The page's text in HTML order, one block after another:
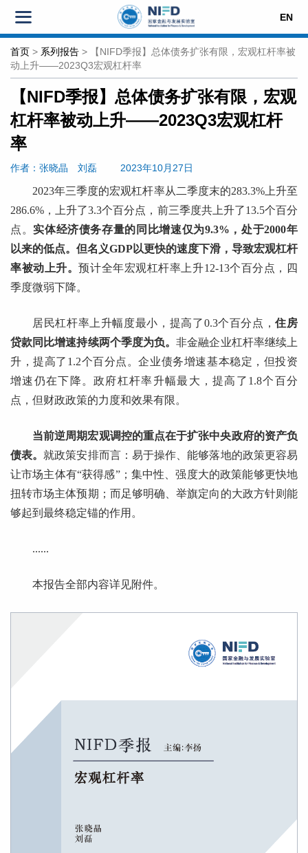
EN
首页 > 系列报告 > 【NIFD季报】总体债务扩张有限，宏观杠杆率被
动上升——2023Q3宏观杠杆率
【NIFD季报】总体债务扩张有限，宏观
杠杆率被动上升——2023Q3宏观杠杆
率
作者：张晓晶 刘磊 2023年10月27日
2023年三季度的宏观杠杆率从二季度末的283.3%上升至
286.6%，上升了3.3个百分点，前三季度共上升了13.5个百分
点。实体经济债务存量的同比增速仅为9.3%，处于2000年
以来的低点。但名义GDP以更快的速度下滑，导致宏观杠杆
率被动上升。预计全年宏观杠杆率上升12-13个百分点，四
季度微弱下降。
居民杠杆率上升幅度最小，提高了0.3个百分点，住房
贷款同比增速持续两个季度为负。非金融企业杠杆率继续上
升，提高了1.2个百分点。企业债务增速基本稳定，但投资
增速仍在下降。政府杠杆率升幅最大，提高了1.8个百分
点，但财政政策的力度和效果有限。
当前逆周期宏观调控的重点在于扩张中央政府的资产负
债表。 就政策安排而言：易于操作、能够落地的政策更容易
让市场主体有“获得感”；集中性、强度大的政策能够更快地
扭转市场主体预期；而足够明确、举旗定向的大政方针则能
够起到最终稳定锚的作用。
......
本报告全部内容详见附件。